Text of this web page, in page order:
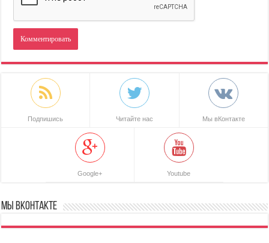
Подпишись Читайте нас Мы вКонтакте
Google+ Youtube
Мы ВКонтакте